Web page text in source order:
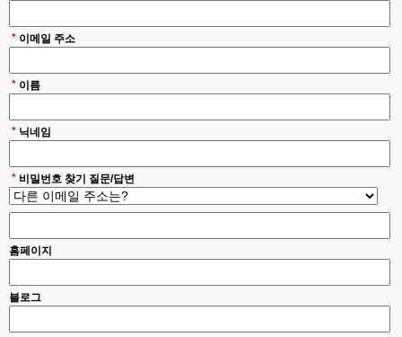
* 이메일 주소
* 이름
* 닉네임
* 비밀번호 찾기 질문/답변
홈페이지
블로그